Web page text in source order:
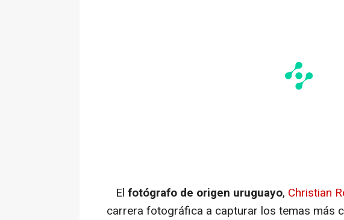
El fotógrafo de origen uruguayo, Christian
carrera fotográfica a capturar los temas más